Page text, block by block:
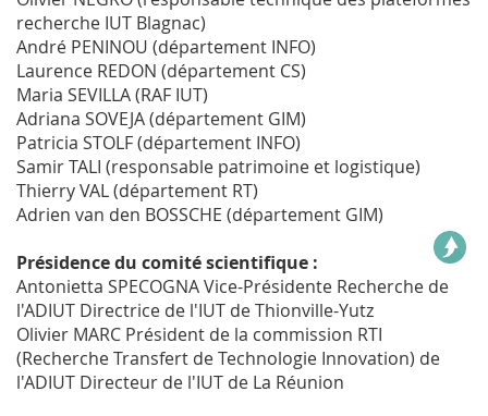
recherche IUT Blagnac)
André PENINOU (département INFO)
Laurence REDON (département CS)
Maria SEVILLA (RAF IUT)
Adriana SOVEJA (département GIM)
Patricia STOLF (département INFO)
Samir TALI (responsable patrimoine et logistique)
Thierry VAL (département RT)
Adrien van den BOSSCHE (département GIM)
Présidence du comité scientifique :
Antonietta SPECOGNA Vice-Présidente Recherche de
l'ADIUT Directrice de l'IUT de Thionville-Yutz
Olivier MARC Président de la commission RTI
(Recherche Transfert de Technologie Innovation) de
l'ADIUT Directeur de l'IUT de La Réunion